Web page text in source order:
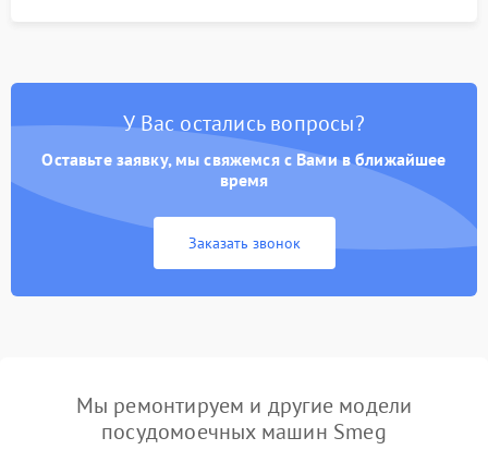
У Вас остались вопросы?
Оставьте заявку, мы свяжемся с Вами в ближайшее
время
Заказать звонок
Мы ремонтируем и другие модели
посудомоечных машин Smeg